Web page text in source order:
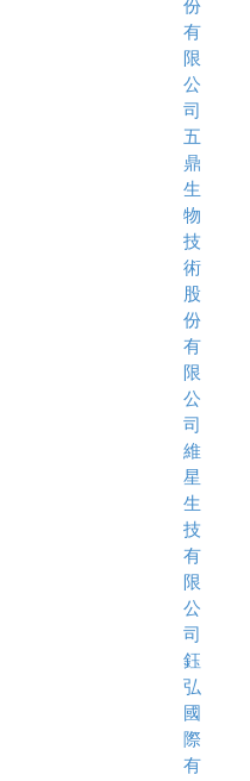
份
有
限
公
司
五
鼎
生
物
技
術
股
份
有
限
公
司
維
星
生
技
有
限
公
司
鈺
弘
國
際
有